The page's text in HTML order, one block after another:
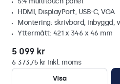
HDMI, DisplayPort, USB-C, VGA
Montering: skrivbord, inbyggd,
Yttermått: 421 x 346 x 46 mm
5 099 kr
6 373,75 kr inkl. moms
Visa